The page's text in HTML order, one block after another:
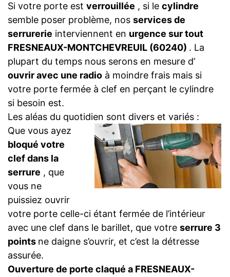
Si votre porte est verrouillée , si le cylindre
semble poser problème, nos services de
serrurerie interviennent en urgence sur tout
FRESNEAUX-MONTCHEVREUIL (60240) . La
plupart du temps nous serons en mesure d’
ouvrir avec une radio à moindre frais mais si
votre porte fermée à clef en perçant le cylindre
si besoin est.
Les aléas du quotidien sont divers et variés :
Que vous ayez
bloqué votre
clef dans la
serrure , que
vous ne
puissiez ouvrir
votre porte celle-ci étant fermée de l’intérieur
avec une clef dans le barillet, que votre serrure 3
points ne daigne s’ouvrir, et c’est la détresse
assurée.
Ouverture de porte claqué a FRESNEAUX-